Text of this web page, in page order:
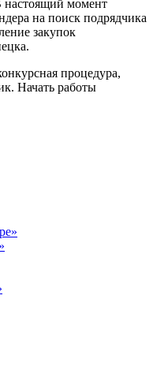
настоящий момент
на поиск подрядчика
закупок
процедура,
Начать работы